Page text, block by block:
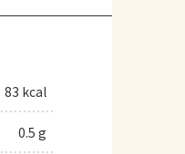
83 kcal
0.5 g